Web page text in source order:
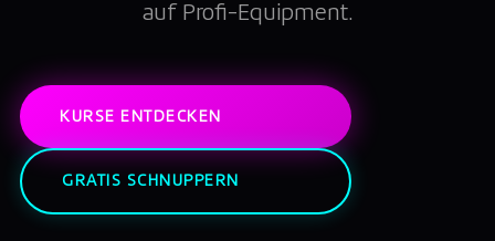
auf Profi-Equipment.
KURSE ENTDECKEN
GRATIS SCHNUPPERN